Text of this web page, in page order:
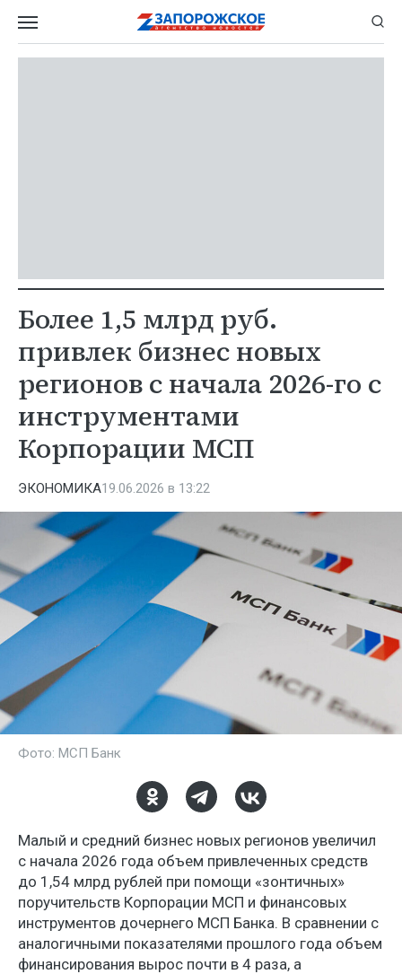
Более 1,5 млрд руб.
привлек бизнес новых
регионов с начала 2026-го с
инструментами
Корпорации МСП
ЭКОНОМИКА19.06.2026 в 13:22
Фото: МСП Банк
Малый и средний бизнес новых регионов увеличил
с начала 2026 года объем привлеченных средств
до 1,54 млрд рублей при помощи «зонтичных»
поручительств Корпорации МСП и финансовых
инструментов дочернего МСП Банка. В сравнении с
аналогичными показателями прошлого года объем
финансирования вырос почти в 4 раза, а